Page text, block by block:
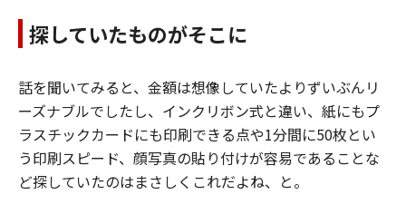
探していたものがそこに
話を聞いてみると、金額は想像していたよりずいぶんリ
ーズナブルでしたし、インクリボン式と違い、紙にもプ
ラスチックカードにも印刷できる点や1分間に50枚とい
う印刷スピード、顔写真の貼り付けが容易であることな
ど探していたのはまさしくこれだよね、と。